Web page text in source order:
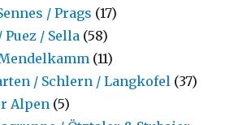
/ Prags (17)
Puez / Sella (58)
(11)
/ Schlern / Langkofel (37)
Alpen (5)